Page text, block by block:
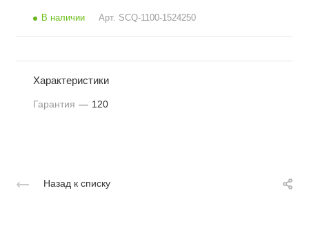
В наличии Арт. SCQ-1100-1524250
Характеристики
Гарантия — 120
Назад к списку